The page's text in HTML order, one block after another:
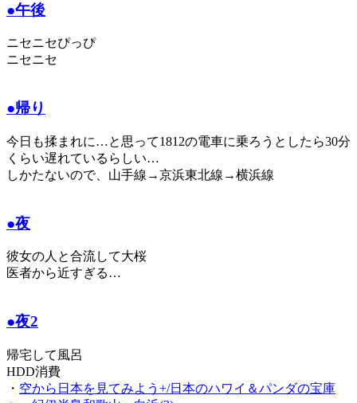
●午後
ニセニセぴっぴ
ニセニセ
●帰り
今日も揉まれに…と思って1812の電車に乗ろうとしたら30分
くらい遅れているらしい…
しかたないので、山手線→京浜東北線→横浜線
●夜
彼女の人と合流して大桜
医者から近すぎる…
●夜2
帰宅して風呂
HDD消費
・ 空から日本を見てみよう+/日本のハワイ＆パンダの宝庫